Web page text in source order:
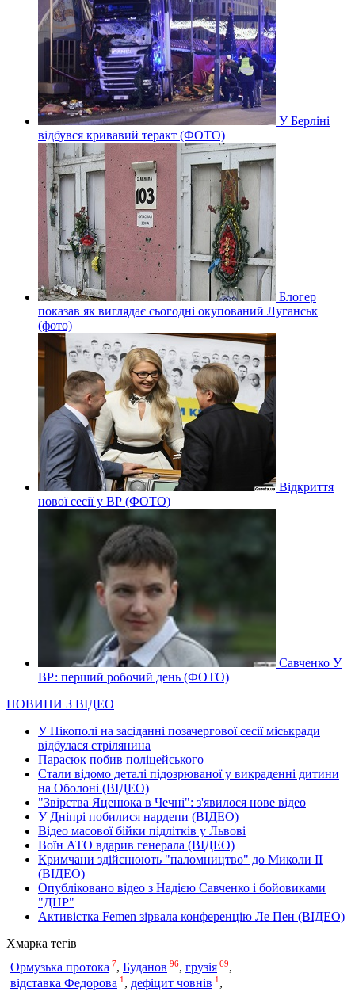
У Берліні
відбувся кривавий теракт (ФОТО)
Блогер
показав як виглядає сьогодні окупований Луганськ
(фото)
Відкриття
нової сесії у ВР (ФОТО)
Савченко У
ВР: перший робочий день (ФОТО)
НОВИНИ З ВІДЕО
У Нікополі на засіданні позачергової сесії міськради
відбулася стрілянина
Парасюк побив поліцейського
Стали відомо деталі підозрюваної у викраденні дитини
на Оболоні (ВІДЕО)
"Звірства Яценюка в Чечні": з'явилося нове відео
У Дніпрі побилися нардепи (ВІДЕО)
Відео масової бійки підлітків у Львові
Воїн АТО вдарив генерала (ВІДЕО)
Кримчани здійснюють "паломництво" до Миколи ІІ
(ВІДЕО)
Опубліковано відео з Надією Савченко і бойовиками
"ДНР"
Активістка Femen зірвала конференцію Ле Пен (ВІДЕО)
Хмарка тегів
Ормузька протока 7, Буданов 96, грузія 69,
відставка Федорова 1 , дефіцит човнів 1 ,